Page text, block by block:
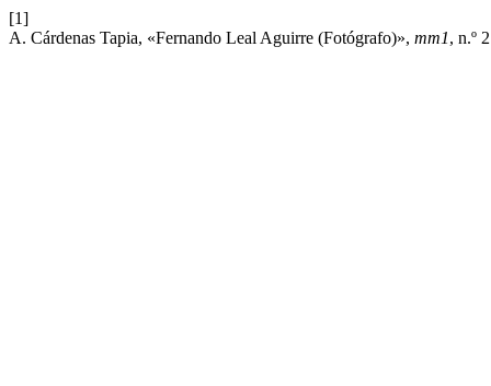
[1]
A. Cárdenas Tapia, «Fernando Leal Aguirre (Fotógrafo)», mm1, n.º